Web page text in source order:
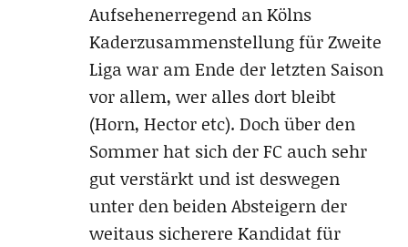
Aufsehenerregend an Kölns
Kaderzusammenstellung für Zweite
Liga war am Ende der letzten Saison
vor allem, wer alles dort bleibt
(Horn, Hector etc). Doch über den
Sommer hat sich der FC auch sehr
gut verstärkt und ist deswegen
unter den beiden Absteigern der
weitaus sicherere Kandidat für